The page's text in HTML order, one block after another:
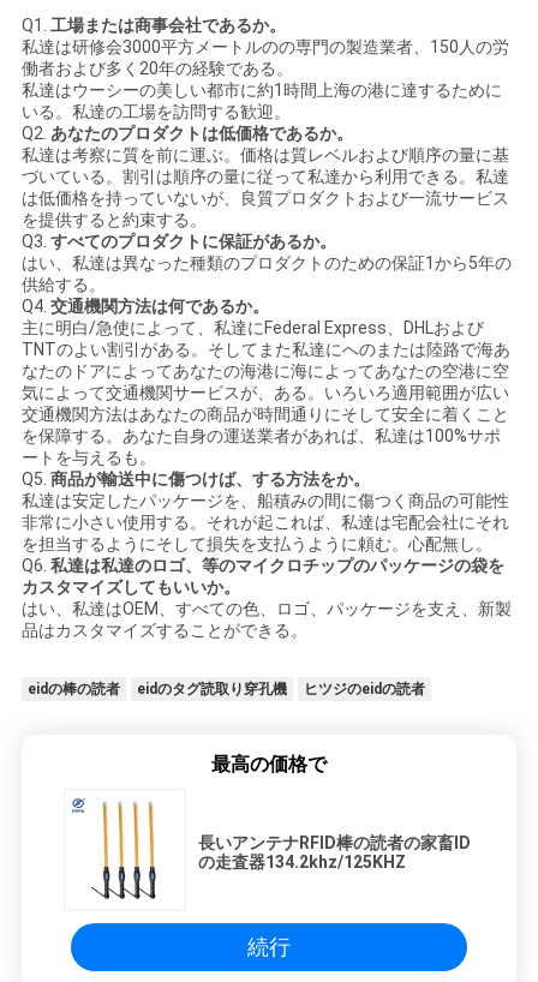
Q1. 工場または商事会社であるか。
私達は研修会3000平方メートルのの専門の製造業者、150人の労
働者および多く20年の経験である。
私達はウーシーの美しい都市に約1時間上海の港に達するために
いる。私達の工場を訪問する歓迎。
Q2. あなたのプロダクトは低価格であるか。
私達は考察に質を前に運ぶ。価格は質レベルおよび順序の量に基
づいている。割引は順序の量に従って私達から利用できる。私達
は低価格を持っていないが、良質プロダクトおよび一流サービス
を提供すると約束する。
Q3. すべてのプロダクトに保証があるか。
はい、私達は異なった種類のプロダクトのための保証1から5年の
供給する。
Q4. 交通機関方法は何であるか。
主に明白/急使によって、私達にFederal Express、DHLおよび
TNTのよい割引がある。そしてまた私達にへのまたは陸路で海あ
なたのドアによってあなたの海港に海によってあなたの空港に空
気によって交通機関サービスが、ある。いろいろ適用範囲が広い
交通機関方法はあなたの商品が時間通りにそして安全に着くこと
を保障する。あなた自身の運送業者があれば、私達は100%サポ
ートを与えるも。
Q5. 商品が輸送中に傷つけば、する方法をか。
私達は安定したパッケージを、船積みの間に傷つく商品の可能性
非常に小さい使用する。それが起これば、私達は宅配会社にそれ
を担当するようにそして損失を支払うように頼む。心配無し。
Q6. 私達は私達のロゴ、等のマイクロチップのパッケージの袋を
カスタマイズしてもいいか。
はい、私達はOEM、すべての色、ロゴ、パッケージを支え、新製
品はカスタマイズすることができる。
eidの棒の読者 eidのタグ読取り穿孔機 ヒツジのeidの読者
最高の価格で
長いアンテナRFID棒の読者の家畜ID
の走査器134.2khz/125KHZ
続行